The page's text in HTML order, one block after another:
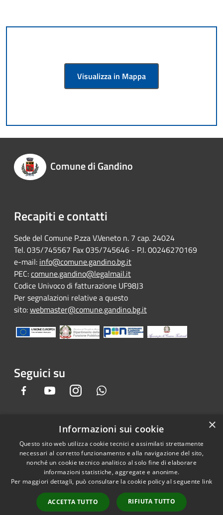
Visualizza in Mappa
Comune di Gandino
Recapiti e contatti
Sede del Comune P.zza V.Veneto n. 7 cap. 24024
Tel. 035/745567 Fax 035/745646 - P.I. 00246270169
e-mail: info@comune.gandino.bg.it
PEC:comune.gandino@legalmail.it
Codice Univoco di fatturazione UF98J3
Per segnalazioni relative a questo
sito:webmaster@comune.gandino.bg.it
Seguici su
Facebook YoutubeInstagram
Accessibilità
Privacy
Mappa del sito
Dichiarazione e Feedback
Gandino • Powered by
Municipium•Accesso
redazione
×
Informazioni sui cookie
Questo sito web utilizza cookie tecnici e assimilati strettamente
necessari al corretto funzionamento e alla navigazione del sito,
nonché un cookie tecnico analitico al solo fine di elaborare
informazioni statistiche, aggregate e anonime.
Per maggiori dettagli, può consultare la cookie policy al seguente link
ACCETTA TUTTO RIFIUTA TUTTO